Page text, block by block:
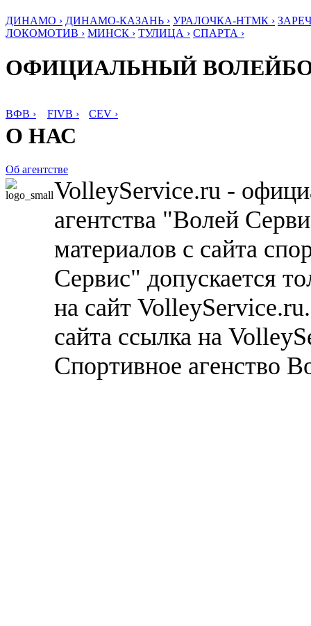
ДИНАМО › ДИНАМО-КАЗАНЬ › УРАЛОЧКА-НТМК ›
ЛОКОМОТИВ › МИНСК › ТУЛИЦА › СПАРТА ›
ОФИЦИАЛЬНЫЙ
ВФВ › FIVB › CEV ›
О НАС
Об агентстве
VolleyService.ru -
агентства "Волей
материалов с сайта
Сервис" допускается
на сайт
сайта ссылка на
Спортивное агенство